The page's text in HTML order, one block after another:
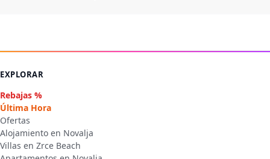
EXPLORAR
Rebajas %
Última Hora
Ofertas
Alojamiento en Novalja
Villas en Zrce Beach